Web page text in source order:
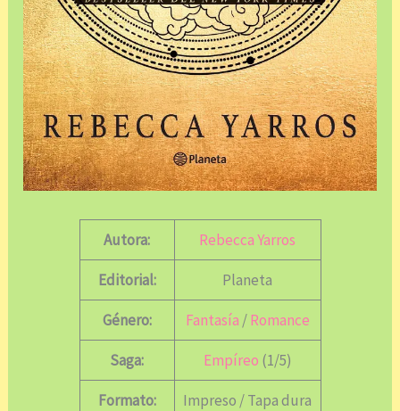
Autora: Rebecca Yarros
Editorial: Planeta
Género: Fantasía /Romance
Saga: Empíreo (1/5)
Formato: Impreso / Tapa dura